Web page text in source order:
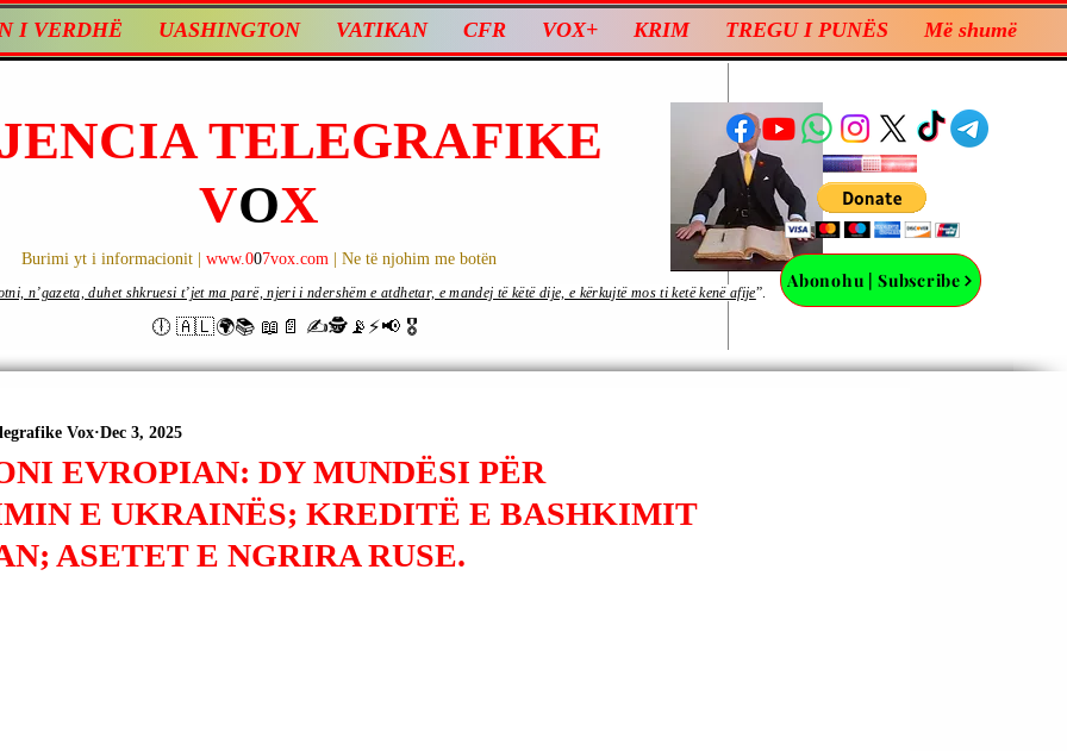
I VERDHË UASHINGTON VATIKAN CFR VOX+ KRIM TREGU I PUNËS Më shumë
TELEGRAFIKE
VOX
Burimi yt i informacionit | www.007vox.com | Ne të njohim me botën
🕕 🇦🇱🌍📚 📖📄 ✍🕵️📡⚡️📢 🎖
Abonohu | Subscribe
n’gazeta, duhet shkruesi t’jet ma parë, njeri i ndershëm e atdhetar, e mandej të këtë dije, e kërkujtë mos ti ketë kenë afije”.
EVROPIAN: DY MUNDËSI PËR
E UKRAINËS; KREDITË E BASHKIMIT
ASETET E NGRIRA RUSE.
Vox Dec 3, 2025